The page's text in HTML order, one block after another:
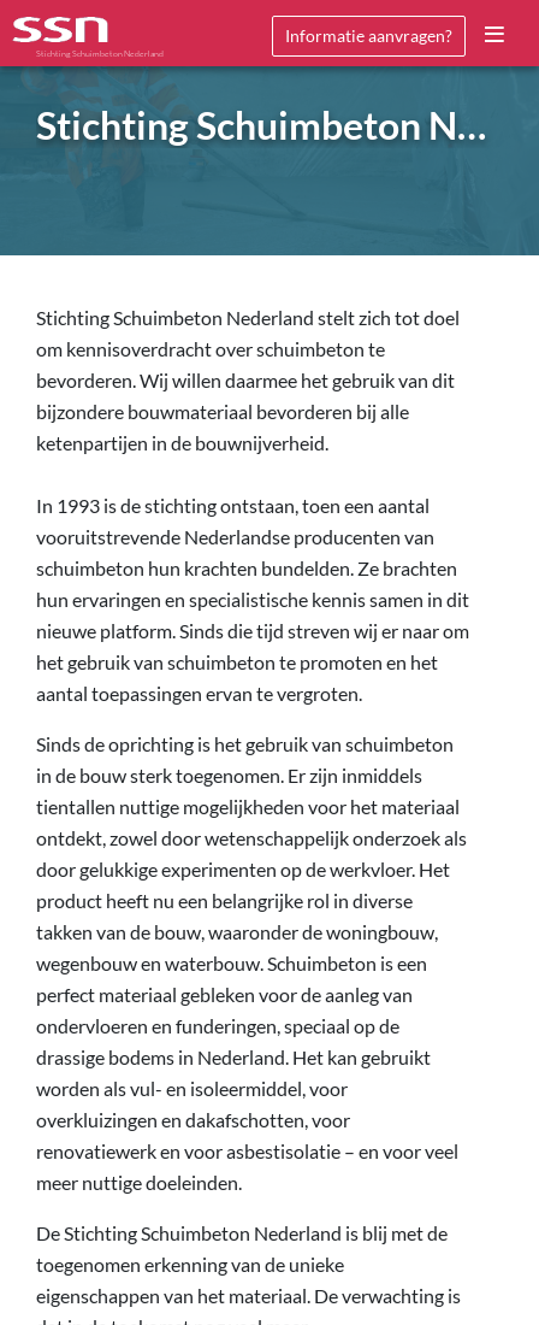
Stichting Schuimbeton Nederland
Informatie aanvragen?
Stichting Schuimbeton Nederland
Stichting Schuimbeton Nederland stelt zich tot doel
om kennisoverdracht over schuimbeton te
bevorderen. Wij willen daarmee het gebruik van dit
bijzondere bouwmateriaal bevorderen bij alle
ketenpartijen in de bouwnijverheid.
In 1993 is de stichting ontstaan, toen een aantal
vooruitstrevende Nederlandse producenten van
schuimbeton hun krachten bundelden. Ze brachten
hun ervaringen en specialistische kennis samen in dit
nieuwe platform. Sinds die tijd streven wij er naar om
het gebruik van schuimbeton te promoten en het
aantal toepassingen ervan te vergroten.
Sinds de oprichting is het gebruik van schuimbeton
in de bouw sterk toegenomen. Er zijn inmiddels
tientallen nuttige mogelijkheden voor het materiaal
ontdekt, zowel door wetenschappelijk onderzoek als
door gelukkige experimenten op de werkvloer. Het
product heeft nu een belangrijke rol in diverse
takken van de bouw, waaronder de woningbouw,
wegenbouw en waterbouw. Schuimbeton is een
perfect materiaal gebleken voor de aanleg van
ondervloeren en funderingen, speciaal op de
drassige bodems in Nederland. Het kan gebruikt
worden als vul- en isoleermiddel, voor
overkluizingen en dakafschotten, voor
renovatiewerk en voor asbestisolatie – en voor veel
meer nuttige doeleinden.
De Stichting Schuimbeton Nederland is blij met de
toegenomen erkenning van de unieke
eigenschappen van het materiaal. De verwachting is